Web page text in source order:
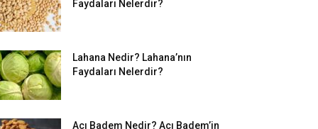
Faydaları Nelerdir?
Lahana Nedir? Lahana’nın
Faydaları Nelerdir?
Acı Badem Nedir? Acı Badem’in